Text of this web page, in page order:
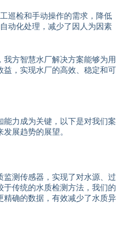
巡检和手动操作的需求，降低
动化处理，减少了因人为因素
方智慧水厂解决方案能够为用
益，实现水厂的高效、稳定和可
能力成为关键，以下是对我们案
展趋势的展望。
测传感器，实现了对水源、过
传统的水质检测方法，我们的
精确的数据，有效减少了水质异